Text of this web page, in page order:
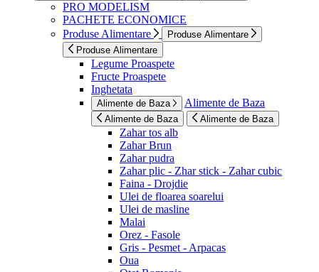
PRO MODELISM
PACHETE ECONOMICE
Produse Alimentare
Produse Alimentare
Produse Alimentare
Legume Proaspete
Fructe Proaspete
Inghetata
Alimente de Baza Alimente de Baza
Alimente de Baza Alimente de Baza
Zahar tos alb
Zahar Brun
Zahar pudra
Zahar plic - Zhar stick - Zahar cubic
Faina - Drojdie
Ulei de floarea soarelui
Ulei de masline
Malai
Orez - Fasole
Gris - Pesmet - Arpacas
Oua